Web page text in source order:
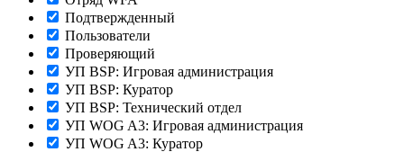
Подтвержденный
Пользователи
Проверяющий
УП BSP: Игровая администрация
УП BSP: Куратор
УП BSP: Технический отдел
УП WOG A3: Игровая администрация
УП WOG A3: Куратор